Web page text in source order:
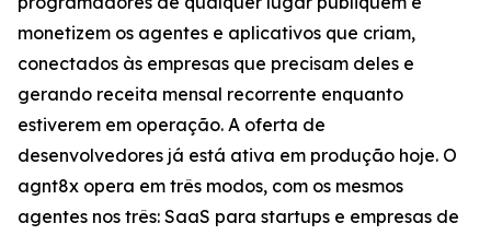
monetizem os agentes e aplicativos que criam,
conectados às empresas que precisam deles e
gerando receita mensal recorrente enquanto
estiverem em operação. A oferta de
desenvolvedores já está ativa em produção hoje. O
agnt8x opera em três modos, com os mesmos
agentes nos três: SaaS para startups e empresas de